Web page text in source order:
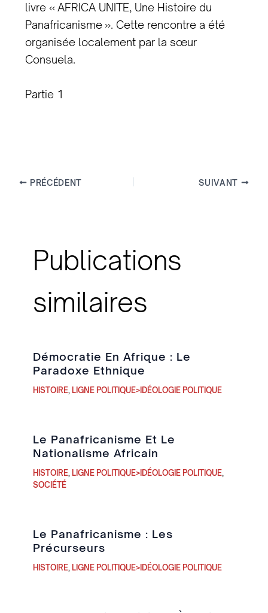
livre « AFRICA UNITE, Une Histoire du
Panafricanisme ». Cette rencontre a été
organisée localement par la sœur
Consuela.
Partie 1
PRÉCÉDENT SUIVANT
Publications
similaires
Démocratie En Afrique : Le
Paradoxe Ethnique
HISTOIRE, LIGNE POLITIQUE>IDÉOLOGIE POLITIQUE
Le Panafricanisme Et Le
Nationalisme Africain
HISTOIRE, LIGNE POLITIQUE>IDÉOLOGIE POLITIQUE,
SOCIÉTÉ
Le Panafricanisme : Les
Précurseurs
HISTOIRE, LIGNE POLITIQUE>IDÉOLOGIE POLITIQUE